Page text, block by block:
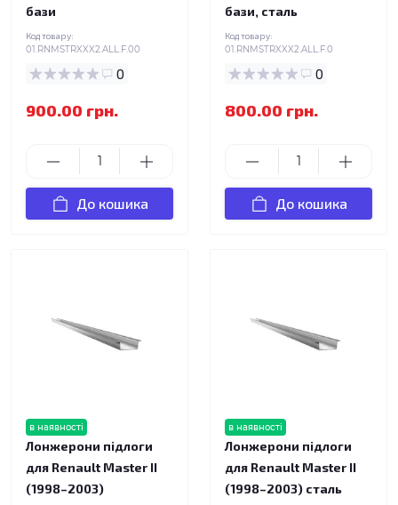
бази
Код товару:
01.RNMSTRXXX2.ALL.F.00
0
900.00 грн.
До кошика
бази, сталь
Код товару:
01.RNMSTRXXX2.ALL.F.0
0
800.00 грн.
До кошика
в наявності
Лонжерони підлоги
для Renault Master II
(1998–2003)
в наявності
Лонжерони підлоги
для Renault Master II
(1998–2003) сталь